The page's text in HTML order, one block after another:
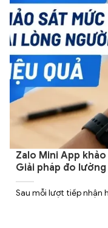
Zalo Mini App
Giải pháp đo
Sau mỗi lượt tiếp nhận